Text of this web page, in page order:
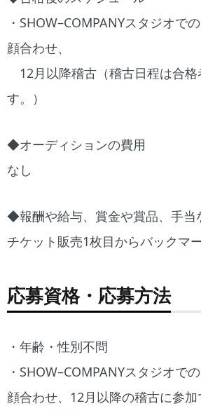
・SHOW–COMPANYスタジオで
顔合わせ、
12月以降稽古（稽古日程は合格
す。）
◆オーディションの費用
なし
◆報酬や給与、賞金や賞品、手当
チケット販売1枚目からバックマ
応募資格・応募方法
・年齢・性別不問
・SHOW–COMPANYスタジオで
顔合わせ、12月以降の稽古に参